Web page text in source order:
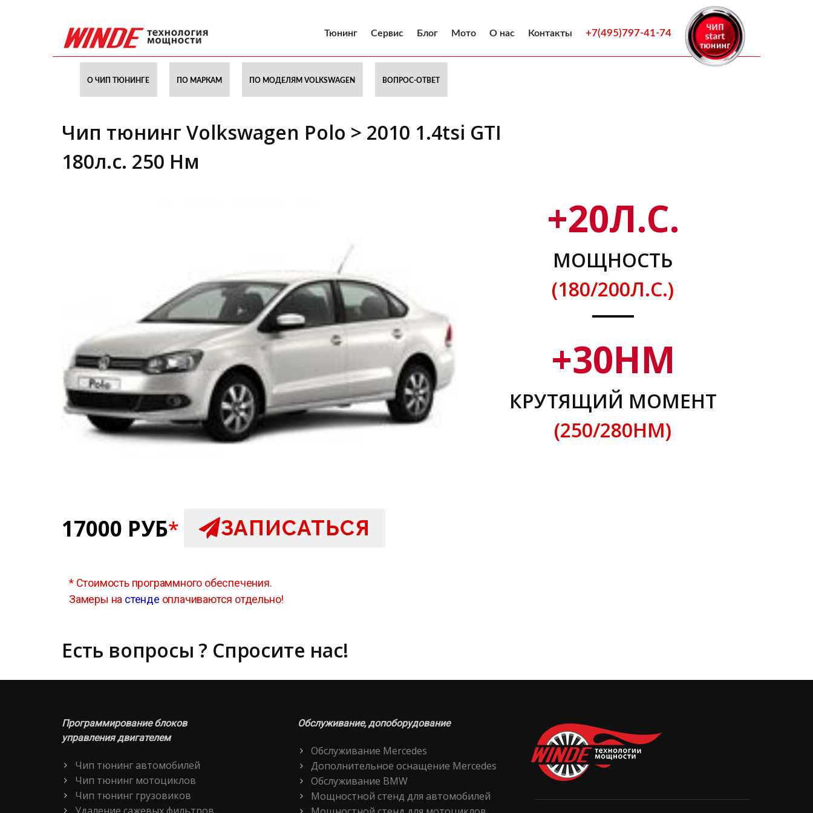
Тюнинг Сервис Блог Мото О нас Контакты +7(495)797-41-74
О ЧИП ТЮНИНГЕ ПО МАРКАМ ПО МОДЕЛЯМ VOLKSWAGEN ВОПРОС-ОТВЕТ
Чип тюнинг Volkswagen Polo > 2010 1.4tsi GTI
180л.с. 250 Нм
17000 РУБ* ЗАПИСАТЬСЯ
*Стоимость программного обеспечения.
Замеры на стенде оплачиваются отдельно!
+20Л.С.
МОЩНОСТЬ
(180/200Л.С.)
+30НМ
КРУТЯЩИЙ МОМЕНТ
(250/280НМ)
Есть вопросы ? Спросите нас!
Программирование блоков
управления двигателем
Чип тюнинг автомобилей
Чип тюнинг мотоциклов
Чип тюнинг грузовиков
Обслуживание, допоборудование
Обслуживание Mercedes
Дополнительное оснащение Mercedes
Обслуживание BMW
Мощностной стенд для автомобилей